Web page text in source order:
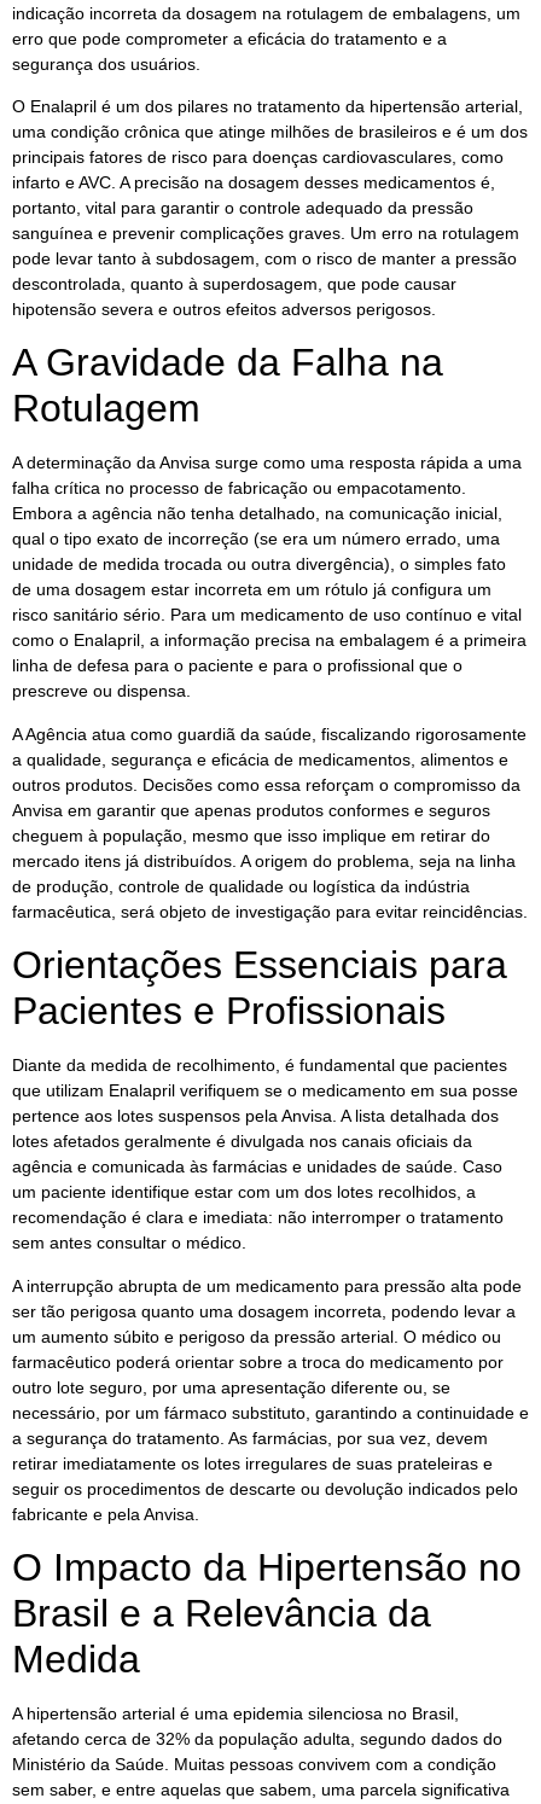
indicação incorreta da dosagem na rotulagem de embalagens, um
erro que pode comprometer a eficácia do tratamento e a
segurança dos usuários.
O Enalapril é um dos pilares no tratamento da hipertensão arterial,
uma condição crônica que atinge milhões de brasileiros e é um dos
principais fatores de risco para doenças cardiovasculares, como
infarto e AVC. A precisão na dosagem desses medicamentos é,
portanto, vital para garantir o controle adequado da pressão
sanguínea e prevenir complicações graves. Um erro na rotulagem
pode levar tanto à subdosagem, com o risco de manter a pressão
descontrolada, quanto à superdosagem, que pode causar
hipotensão severa e outros efeitos adversos perigosos.
A Gravidade da Falha na
Rotulagem
A determinação da Anvisa surge como uma resposta rápida a uma
falha crítica no processo de fabricação ou empacotamento.
Embora a agência não tenha detalhado, na comunicação inicial,
qual o tipo exato de incorreção (se era um número errado, uma
unidade de medida trocada ou outra divergência), o simples fato
de uma dosagem estar incorreta em um rótulo já configura um
risco sanitário sério. Para um medicamento de uso contínuo e vital
como o Enalapril, a informação precisa na embalagem é a primeira
linha de defesa para o paciente e para o profissional que o
prescreve ou dispensa.
A Agência atua como guardiã da saúde, fiscalizando rigorosamente
a qualidade, segurança e eficácia de medicamentos, alimentos e
outros produtos. Decisões como essa reforçam o compromisso da
Anvisa em garantir que apenas produtos conformes e seguros
cheguem à população, mesmo que isso implique em retirar do
mercado itens já distribuídos. A origem do problema, seja na linha
de produção, controle de qualidade ou logística da indústria
farmacêutica, será objeto de investigação para evitar reincidências.
Orientações Essenciais para
Pacientes e Profissionais
Diante da medida de recolhimento, é fundamental que pacientes
que utilizam Enalapril verifiquem se o medicamento em sua posse
pertence aos lotes suspensos pela Anvisa. A lista detalhada dos
lotes afetados geralmente é divulgada nos canais oficiais da
agência e comunicada às farmácias e unidades de saúde. Caso
um paciente identifique estar com um dos lotes recolhidos, a
recomendação é clara e imediata: não interromper o tratamento
sem antes consultar o médico.
A interrupção abrupta de um medicamento para pressão alta pode
ser tão perigosa quanto uma dosagem incorreta, podendo levar a
um aumento súbito e perigoso da pressão arterial. O médico ou
farmacêutico poderá orientar sobre a troca do medicamento por
outro lote seguro, por uma apresentação diferente ou, se
necessário, por um fármaco substituto, garantindo a continuidade e
a segurança do tratamento. As farmácias, por sua vez, devem
retirar imediatamente os lotes irregulares de suas prateleiras e
seguir os procedimentos de descarte ou devolução indicados pelo
fabricante e pela Anvisa.
O Impacto da Hipertensão no
Brasil e a Relevância da
Medida
A hipertensão arterial é uma epidemia silenciosa no Brasil,
afetando cerca de 32% da população adulta, segundo dados do
Ministério da Saúde. Muitas pessoas convivem com a condição
sem saber, e entre aquelas que sabem, uma parcela significativa